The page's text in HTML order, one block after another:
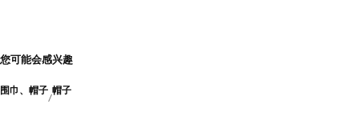
您可能会感兴趣
围巾、帽子 帽子